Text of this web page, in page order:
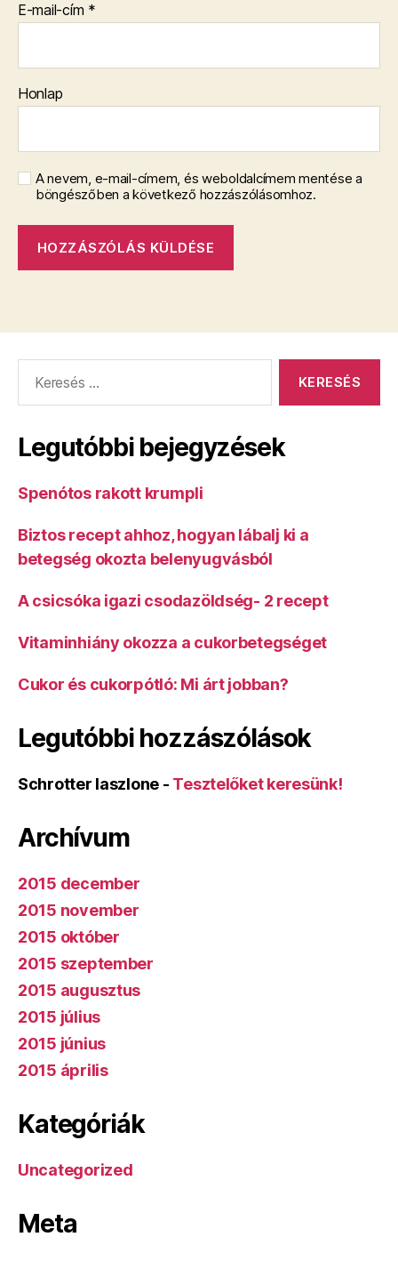
E-mail-cím *
Honlap
A nevem, e-mail-címem, és weboldalcímem mentése a
böngészőben a következő hozzászólásomhoz.
Legutóbbi bejegyzések
Spenótos rakott krumpli
Biztos recept ahhoz, hogyan lábalj ki a
betegség okozta belenyugvásból
A csicsóka igazi csodazöldség- 2 recept
Vitaminhiány okozza a cukorbetegséget
Cukor és cukorpótló: Mi árt jobban?
Legutóbbi hozzászólások
Schrotter laszlone - Tesztelőket keresünk!
Archívum
2015 december
2015 november
2015 október
2015 szeptember
2015 augusztus
2015 július
2015 június
2015 április
Kategóriák
Uncategorized
Meta